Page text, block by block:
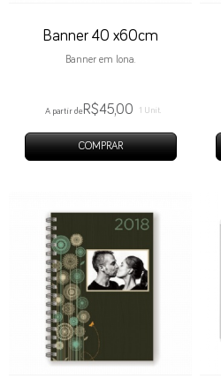
Banner 40 x60cm
Banner em lona.
A partir de R$45,00 1 Unit.
COMPRAR